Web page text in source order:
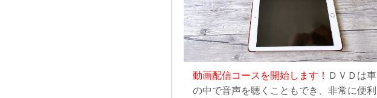
動画配信コースを開始します！ ＤＶＤは車
の中で音声を聴くこともでき、非常に便利